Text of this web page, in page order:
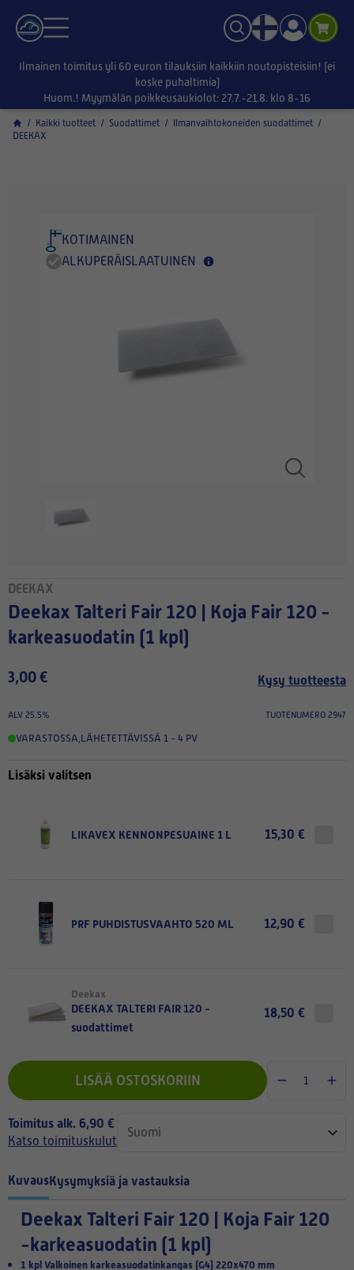
Ilmainen toimitus yli 60 euron tilauksiin kaikkiin noutopisteisiin! (ei
koske puhaltimia)
Huom.! Myymälän poikkeusaukiolot: 27.7.-21.8. klo 8-16
/ Kaikki tuotteet / Suodattimet / Ilmanvaihtokoneiden suodattimet /
DEEKAX
KOTIMAINEN
ALKUPERÄISLAATUINEN
DEEKAX
Deekax Talteri Fair 120 | Koja Fair 120 -
karkeasuodatin (1 kpl)
3,00 € Kysy tuotteesta
ALV 25.5% TUOTENUMERO 2947
VARASTOSSA LÄHETETTÄVISSÄ 1 - 4 PV
Lisäksi valitsen
LIKAVEX KENNONPESUAINE 1 L 15,30 €
PRF PUHDISTUSVAAHTO 520 ML 12,90 €
Deekax
DEEKAX TALTERI FAIR 120 -
suodattimet
18,50 €
LISÄÄ OSTOSKORIIN
Toimitus alk. 6,90 €
Katso toimituskulut
KuvausKysymyksiä ja vastauksia
Deekax Talteri Fair 120 | Koja Fair 120
-karkeasuodatin (1 kpl)
1 kpl Valkoinen karkeasuodatinkangas (G4) 220x470 mm